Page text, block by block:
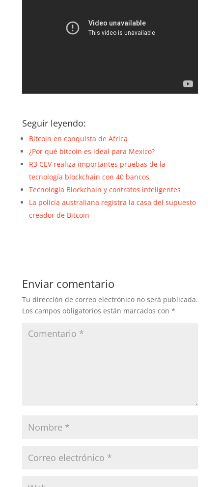
Seguir leyendo:
Bitcoin en conquista de Africa
¿Por qué bitcoin es ideal para Mexico?
R3 CEV realiza importantes pruebas de la
tecnología blockchain con 40 bancos
Tecnología Blockchain y contratos inteligentes
La policía australiana registra la casa del supuesto
creador de Bitcoin
Enviar comentario
Tu dirección de correo electrónico no será publicada.
Los campos obligatorios están marcados con *